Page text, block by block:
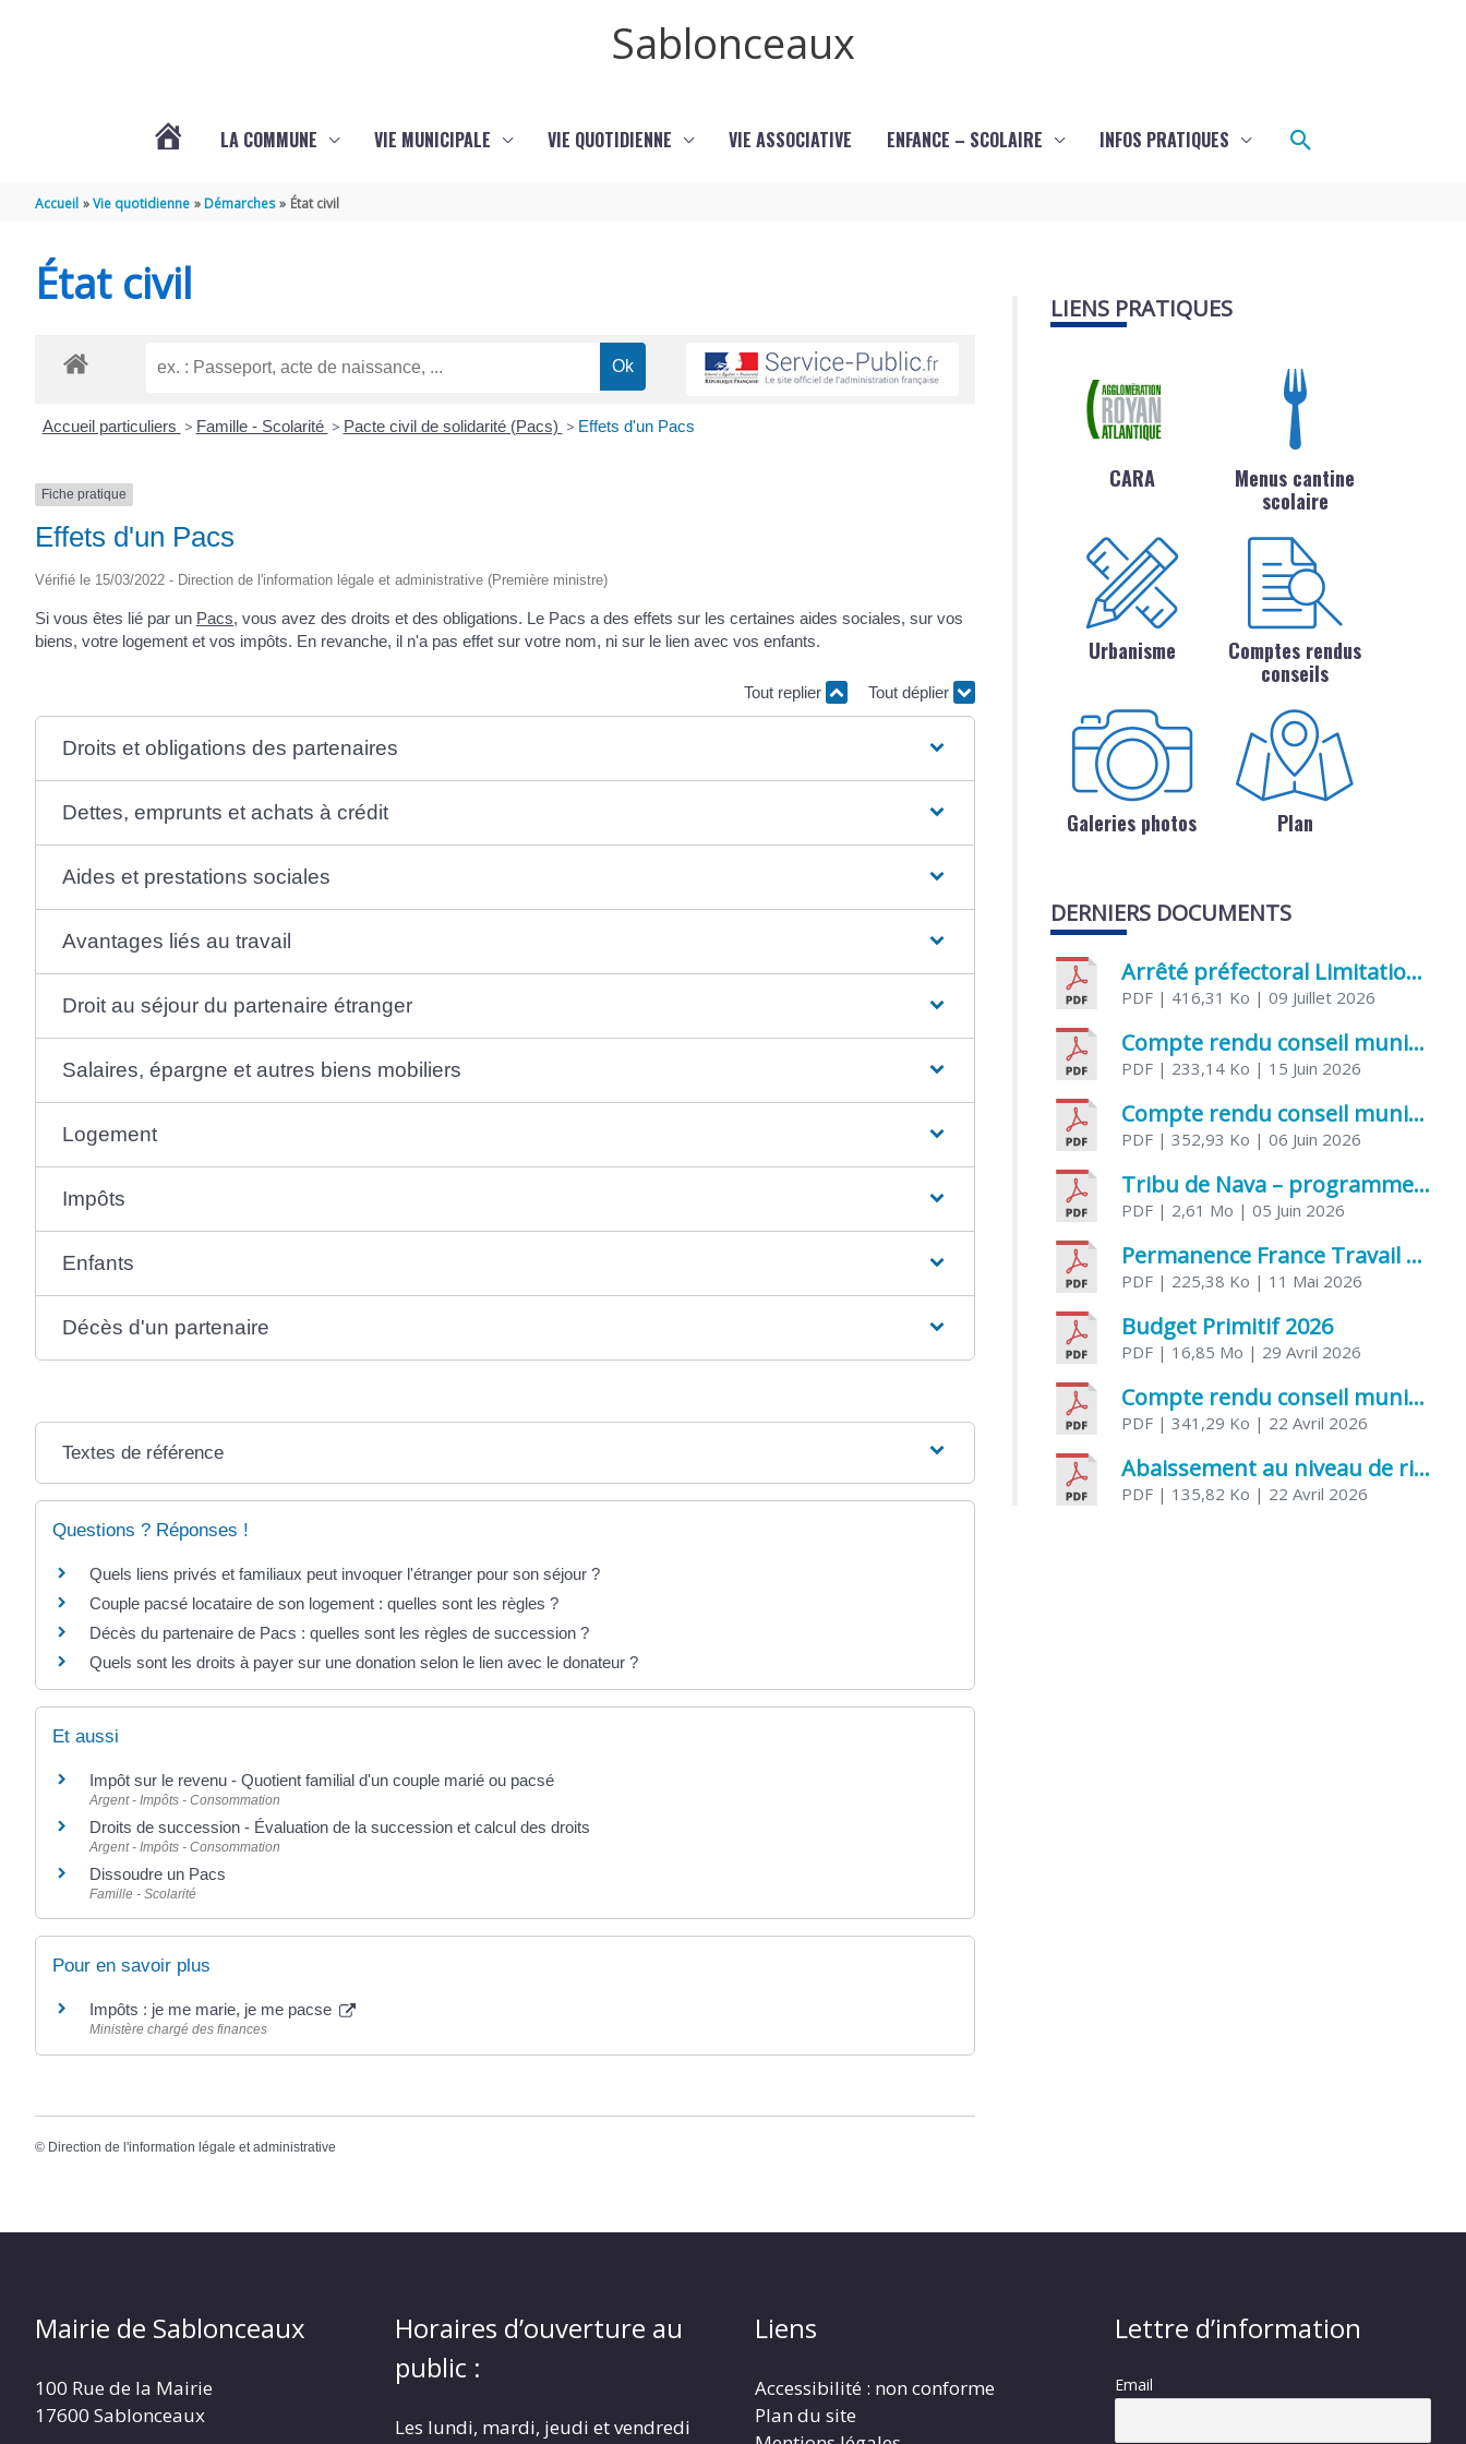
Sablonceaux
LA COMMUNE VIE MUNICIPALE VIE QUOTIDIENNE VIE ASSOCIATIVE ENFANCE – SCOLAIRE INFOS PRATIQUES Rechercher
Accueil Vie quotidienne Démarches État civil
État civil
Accueil particuliers > Famille - Scolarité > Pacte civil de solidarité (Pacs) > Effets d'un Pacs
Fiche pratique
Effets d'un Pacs
Vérifié le 15/03/2022 - Direction de l'information légale et administrative (Première ministre)
Si vous êtes lié par un Pacs, vous avez des droits et des obligations. Le Pacs a des effets sur les certaines aides sociales, sur vos
biens, votre logement et vos impôts. En revanche, il n'a pas effet sur votre nom, ni sur le lien avec vos enfants.
Tout replier Tout déplier
Droits et obligations des partenaires
Dettes, emprunts et achats à crédit
Aides et prestations sociales
Avantages liés au travail
Droit au séjour du partenaire étranger
Salaires, épargne et autres biens mobiliers
Logement
Impôts
Enfants
Décès d'un partenaire
Textes de référence
Questions ? Réponses !
Quels liens privés et familiaux peut invoquer l'étranger pour son séjour ?
Couple pacsé locataire de son logement : quelles sont les règles ?
Décès du partenaire de Pacs : quelles sont les règles de succession ?
Quels sont les droits à payer sur une donation selon le lien avec le donateur ?
Et aussi
Impôt sur le revenu - Quotient familial d'un couple marié ou pacsé
Argent - Impôts - Consommation
Droits de succession - Évaluation de la succession et calcul des droits
Argent - Impôts - Consommation
Dissoudre un Pacs
Famille - Scolarité
Pour en savoir plus
Impôts : je me marie, je me pacse
Ministère chargé des finances
© Direction de l'information légale et administrative
LIENS PRATIQUES
CARA
Menus cantine
scolaire
Urbanisme
Comptes rendus
conseils
Galeries photos Plan
DERNIERS DOCUMENTS
Arrêté préfectoral Limitation provisoire des usages de l’eau
PDF | 416,31 Ko | 09 Juillet 2026
Compte rendu conseil municipal 5 juin 2026 sénatoriale
PDF | 233,14 Ko | 15 Juin 2026
Compte rendu conseil municipal – 21 avril 2026
PDF | 352,93 Ko | 06 Juin 2026
Tribu de Nava – programme et inscriptions été 2026
PDF | 2,61 Mo | 05 Juin 2026
Permanence France Travail au CCAS de Saujon Juin 2026
PDF | 225,38 Ko | 11 Mai 2026
Budget Primitif 2026
PDF | 16,85 Mo | 29 Avril 2026
Compte rendu conseil municipal – 7 avril 2026
PDF | 341,29 Ko | 22 Avril 2026
Abaissement au niveau de risque modéré de l’Influenza aviaire
PDF | 135,82 Ko | 22 Avril 2026
Mairie de Sablonceaux
100 Rue de la Mairie
17600 Sablonceaux
Horaires d’ouverture au
public :
Les lundi, mardi, jeudi et vendredi
Liens
Accessibilité : non conforme
Plan du site
Lettre d’information
Email